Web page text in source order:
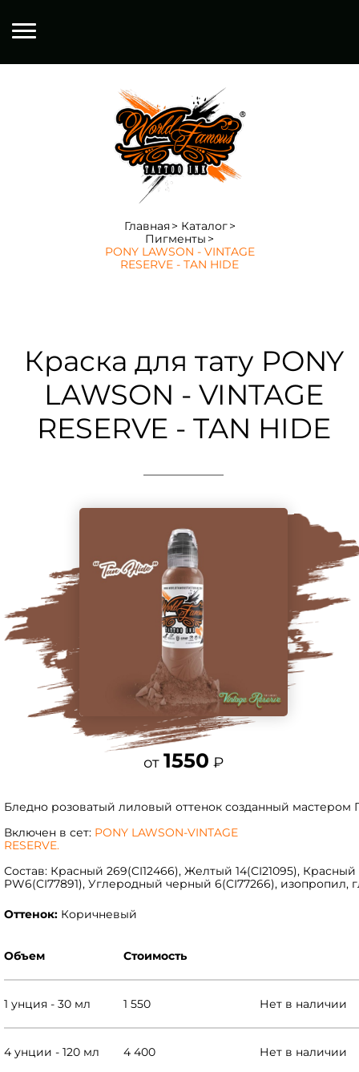
Главная
Каталог
Пигменты
PONY LAWSON - VINTAGE
RESERVE - TAN HIDE
Краска для тату PONY
LAWSON - VINTAGE
RESERVE - TAN HIDE
от 1550 ₽
Бледно розоватый лиловый оттенок созданный мастером
Включен в сет: PONY LAWSON-VINTAGE
RESERVE.
Состав: Красный 269(CI12466), Желтый 14(CI21095), Красный
PW6(CI77891), Углеродный черный 6(CI77266), изопропил,
Оттенок: Коричневый
Объем Стоимость
1 унция - 30 мл 1 550 Нет в наличии
4 унции - 120 мл 4 400 Нет в наличии